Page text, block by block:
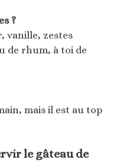
?
vanille, zestes
de rhum, à toi de
mais il est au top
le gâteau de